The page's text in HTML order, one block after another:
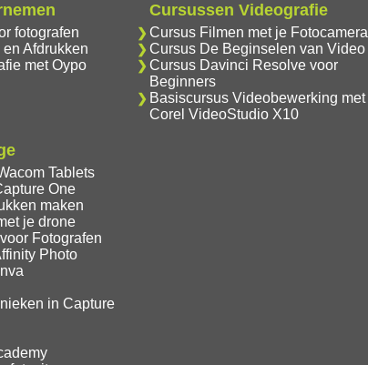
fotografen
Afdrukken
met Oypo
Cursussen Videografie
Cursus Filmen met je Fotocamera
Cursus De Beginselen van Video
Cursus Davinci Resolve voor
Beginners
Basiscursus Videobewerking met
Corel VideoStudio X10
Tablets
One
maken
je drone
Fotografen
Photo
in Capture